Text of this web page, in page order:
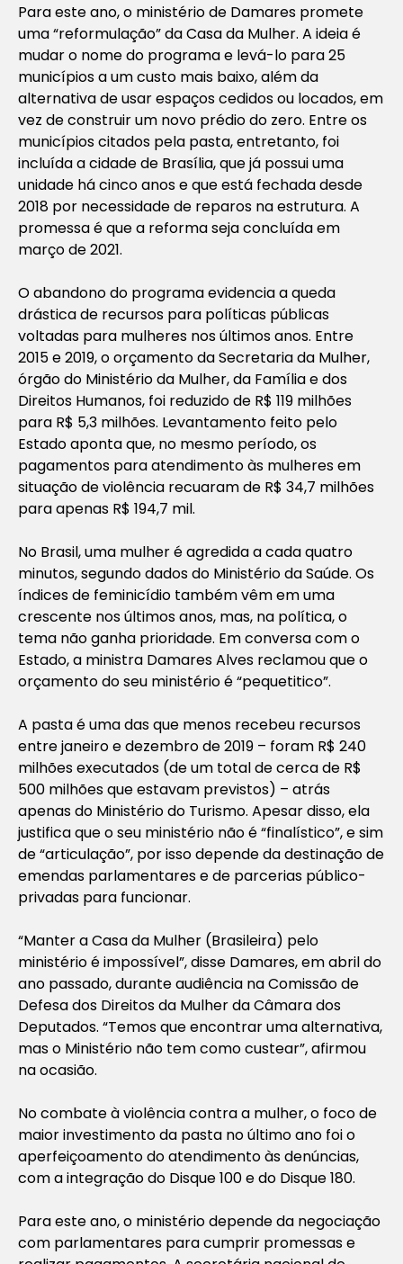
Para este ano, o ministério de Damares promete
uma “reformulação” da Casa da Mulher. A ideia é
mudar o nome do programa e levá-lo para 25
municípios a um custo mais baixo, além da
alternativa de usar espaços cedidos ou locados, em
vez de construir um novo prédio do zero. Entre os
municípios citados pela pasta, entretanto, foi
incluída a cidade de Brasília, que já possui uma
unidade há cinco anos e que está fechada desde
2018 por necessidade de reparos na estrutura. A
promessa é que a reforma seja concluída em
março de 2021.
O abandono do programa evidencia a queda
drástica de recursos para políticas públicas
voltadas para mulheres nos últimos anos. Entre
2015 e 2019, o orçamento da Secretaria da Mulher,
órgão do Ministério da Mulher, da Família e dos
Direitos Humanos, foi reduzido de R$ 119 milhões
para R$ 5,3 milhões. Levantamento feito pelo
Estado aponta que, no mesmo período, os
pagamentos para atendimento às mulheres em
situação de violência recuaram de R$ 34,7 milhões
para apenas R$ 194,7 mil.
No Brasil, uma mulher é agredida a cada quatro
minutos, segundo dados do Ministério da Saúde. Os
índices de feminicídio também vêm em uma
crescente nos últimos anos, mas, na política, o
tema não ganha prioridade. Em conversa com o
Estado, a ministra Damares Alves reclamou que o
orçamento do seu ministério é “pequetitico”.
A pasta é uma das que menos recebeu recursos
entre janeiro e dezembro de 2019 – foram R$ 240
milhões executados (de um total de cerca de R$
500 milhões que estavam previstos) – atrás
apenas do Ministério do Turismo. Apesar disso, ela
justifica que o seu ministério não é “finalístico”, e sim
de “articulação”, por isso depende da destinação de
emendas parlamentares e de parcerias público-
privadas para funcionar.
“Manter a Casa da Mulher (Brasileira) pelo
ministério é impossível”, disse Damares, em abril do
ano passado, durante audiência na Comissão de
Defesa dos Direitos da Mulher da Câmara dos
Deputados. “Temos que encontrar uma alternativa,
mas o Ministério não tem como custear”, afirmou
na ocasião.
No combate à violência contra a mulher, o foco de
maior investimento da pasta no último ano foi o
aperfeiçoamento do atendimento às denúncias,
com a integração do Disque 100 e do Disque 180.
Para este ano, o ministério depende da negociação
com parlamentares para cumprir promessas e